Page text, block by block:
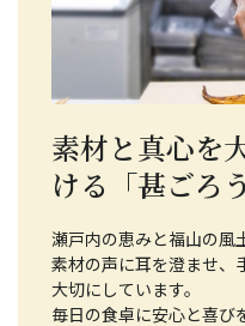
素材と真心を
ける「甚ごろ
瀬戸内の恵みと福山の風
素材の声に耳を澄ませ、
大切にしています。
毎日の食卓に安心と喜び